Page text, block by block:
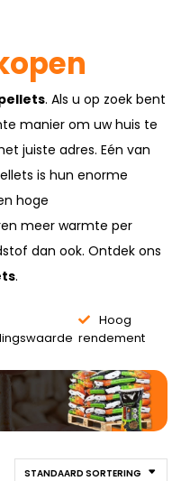
. Als u op zoek bent
manier om uw huis te
juiste adres. Eén van
is hun enorme
hoge
meer warmte per
dan ook. Ontdek ons
.
Hoog
rendement
STANDAARD SORTERING